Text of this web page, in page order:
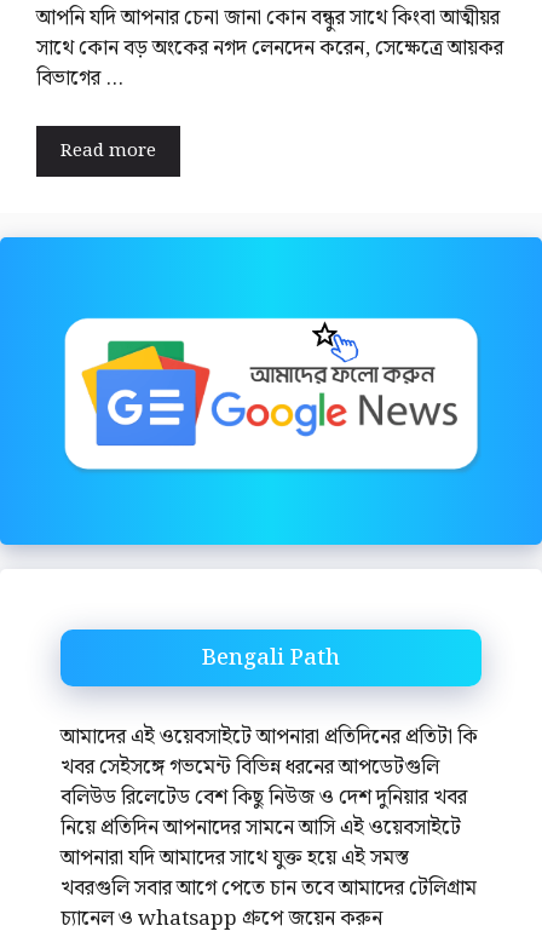
আপনি যদি আপনার চেনা জানা কোন বন্ধুর সাথে কিংবা আত্মীয়র
সাথে কোন বড় অংকের নগদ লেনদেন করেন, সেক্ষেত্রে আয়কর
বিভাগের …
Read more
Bengali Path
আমাদের এই ওয়েবসাইটে আপনারা প্রতিদিনের প্রতিটা কি
খবর সেইসঙ্গে গভমেন্ট বিভিন্ন ধরনের আপডেটগুলি
বলিউড রিলেটেড বেশ কিছু নিউজ ও দেশ দুনিয়ার খবর
নিয়ে প্রতিদিন আপনাদের সামনে আসি এই ওয়েবসাইটে
আপনারা যদি আমাদের সাথে যুক্ত হয়ে এই সমস্ত
খবরগুলি সবার আগে পেতে চান তবে আমাদের টেলিগ্রাম
চ্যানেল ও whatsapp গ্রুপে জয়েন করুন